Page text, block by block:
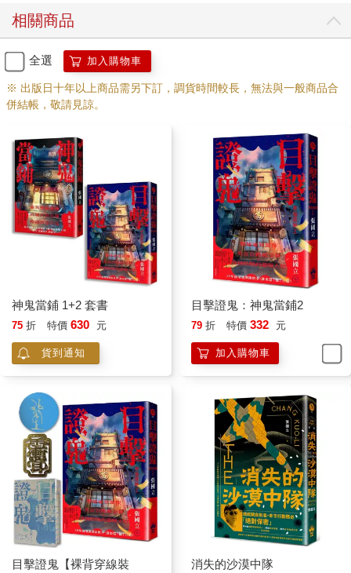
相關商品
全選 加入購物車
※ 出版日十年以上商品需另下訂，調貨時間較長，無法與一般商品合
併結帳，敬請見諒。
神鬼當鋪 1+2 套書
75 折 特價 630 元
貨到通知
目擊證鬼：神鬼當鋪2
79 折 特價 332 元
加入購物車
目擊證鬼【裸背穿線裝
消失的沙漠中隊